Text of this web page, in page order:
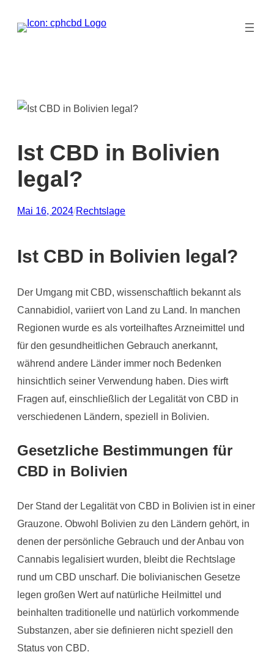
Inhalt
Ist CBD in Bolivien
legal?
Mai 16, 2024/Rechtslage
Ist CBD in Bolivien legal?
Der Umgang mit CBD, wissenschaftlich bekannt als
Cannabidiol, variiert von Land zu Land. In manchen
Regionen wurde es als vorteilhaftes Arzneimittel und
für den gesundheitlichen Gebrauch anerkannt,
während andere Länder immer noch Bedenken
hinsichtlich seiner Verwendung haben. Dies wirft
Fragen auf, einschließlich der Legalität von CBD in
verschiedenen Ländern, speziell in Bolivien.
Gesetzliche Bestimmungen für
CBD in Bolivien
Der Stand der Legalität von CBD in Bolivien ist in einer
Grauzone. Obwohl Bolivien zu den Ländern gehört, in
denen der persönliche Gebrauch und der Anbau von
Cannabis legalisiert wurden, bleibt die Rechtslage
rund um CBD unscharf. Die bolivianischen Gesetze
legen großen Wert auf natürliche Heilmittel und
beinhalten traditionelle und natürlich vorkommende
Substanzen, aber sie definieren nicht speziell den
Status von CBD.